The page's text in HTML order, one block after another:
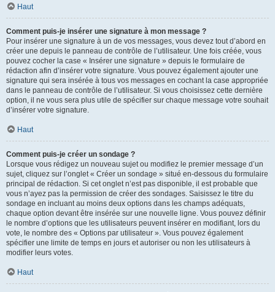
Haut
Comment puis-je insérer une signature à mon message ?
Pour insérer une signature à un de vos messages, vous devez tout d’abord en
créer une depuis le panneau de contrôle de l’utilisateur. Une fois créée, vous
pouvez cocher la case « Insérer une signature » depuis le formulaire de
rédaction afin d’insérer votre signature. Vous pouvez également ajouter une
signature qui sera insérée à tous vos messages en cochant la case appropriée
dans le panneau de contrôle de l’utilisateur. Si vous choisissez cette dernière
option, il ne vous sera plus utile de spécifier sur chaque message votre souhait
d’insérer votre signature.
Haut
Comment puis-je créer un sondage ?
Lorsque vous rédigez un nouveau sujet ou modifiez le premier message d’un
sujet, cliquez sur l’onglet « Créer un sondage » situé en-dessous du formulaire
principal de rédaction. Si cet onglet n’est pas disponible, il est probable que
vous n’ayez pas la permission de créer des sondages. Saisissez le titre du
sondage en incluant au moins deux options dans les champs adéquats,
chaque option devant être insérée sur une nouvelle ligne. Vous pouvez définir
le nombre d’options que les utilisateurs peuvent insérer en modifiant, lors du
vote, le nombre des « Options par utilisateur ». Vous pouvez également
spécifier une limite de temps en jours et autoriser ou non les utilisateurs à
modifier leurs votes.
Haut